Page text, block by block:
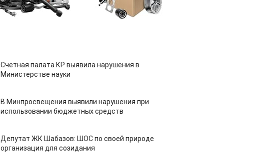
Счетная палата КР выявила нарушения в
Министерстве науки
В Минпросвещения выявили нарушения при
использовании бюджетных средств
Депутат ЖК Шабазов: ШОС по своей природе
организация для созидания